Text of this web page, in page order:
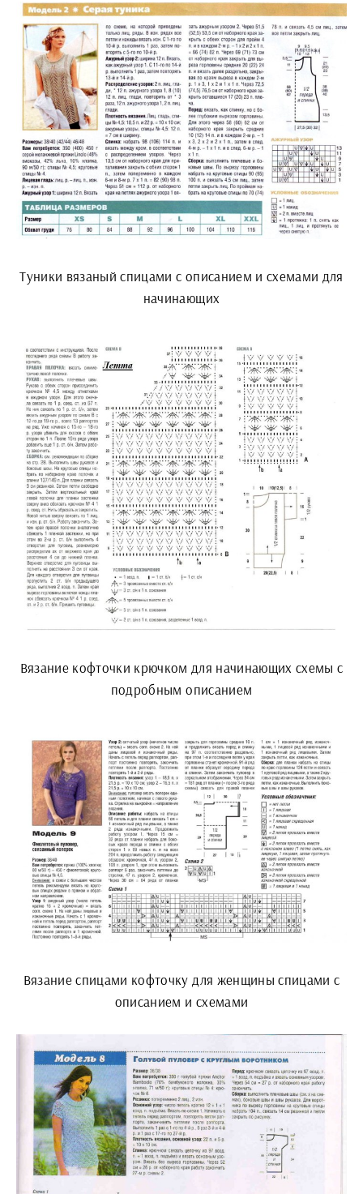
Туники вязаный спицами с описанием и схемами для
начинающих
Вязание кофточки крючком для начинающих схемы с
подробным описанием
Вязание спицами кофточку для женщины спицами с
описанием и схемами